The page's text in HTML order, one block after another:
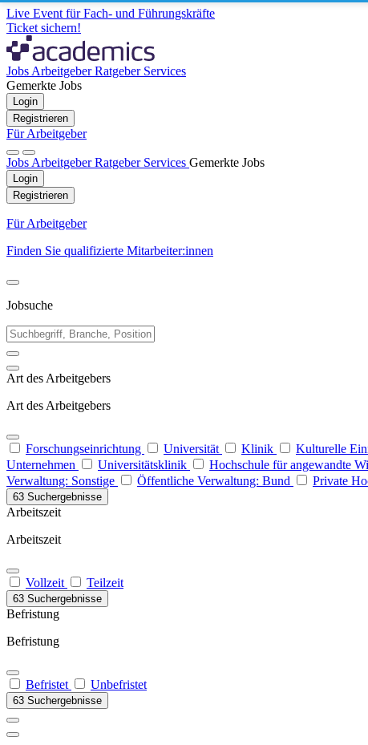
Live Event für Fach- und Führungskräfte
Ticket sichern!
Jobs ArbeitgeberRatgeber Services
Gemerkte Jobs
Login
Registrieren
Für Arbeitgeber
Jobs ArbeitgeberRatgeber Services Gemerkte Jobs
Login
Registrieren
Für Arbeitgeber
Finden Sie qualifizierte Mitarbeiter:innen
Jobsuche
Art des Arbeitgebers
Art des Arbeitgebers
Forschungseinrichtung Universität Klinik Kulturelle
Unternehmen
Universitätsklinik Hochschule für angewandte
Verwaltung: Sonstige
Öffentliche Verwaltung: Bund Private
63 Suchergebnisse
Arbeitszeit
Arbeitszeit
Vollzeit Teilzeit
63 Suchergebnisse
Befristung
Befristung
Befristet Unbefristet
63 Suchergebnisse